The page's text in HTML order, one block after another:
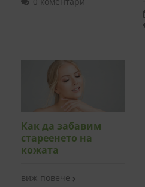
Как да забавим
стареенето на
кожата
виж повече